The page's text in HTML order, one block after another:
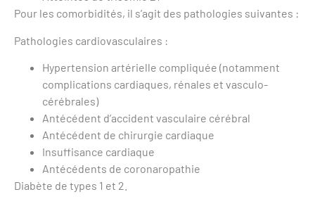
Pour les comorbidités, il s’agit des pathologies suivantes :
Pathologies cardiovasculaires :
Hypertension artérielle compliquée (notamment
complications cardiaques, rénales et vasculo-
cérébrales)
Antécédent d’accident vasculaire cérébral
Antécédent de chirurgie cardiaque
Insuffisance cardiaque
Antécédents de coronaropathie
Diabète de types 1 et 2.